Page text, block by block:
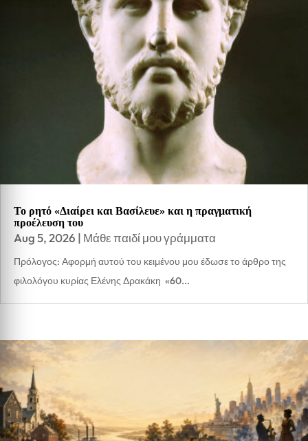
Το ρητό «Διαίρει και Βασίλευε» και η πραγματική
προέλευση του
Aug 5, 2026 | Μάθε παιδί μου γράμματα
Πρόλογος: Αφορμή αυτού του κειμένου μου έδωσε το άρθρο της
φιλολόγου κυρίας Ελένης Δρακάκη «60...